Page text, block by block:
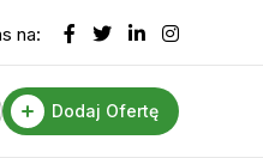
na:
Dodaj Ofertę